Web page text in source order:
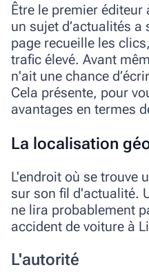
Être le premier
un sujet d’actualités
page recueille les
trafic élevé. Avant
n'ait une chance
Cela présente, pour
avantages en termes
La localisation
L'endroit où se trouve
sur son fil d'actualité.
ne lira probablement
accident de voiture à
L'autorité